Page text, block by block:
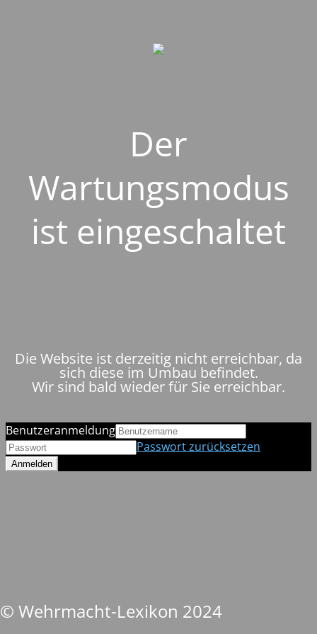
Der
Wartungsmodus
ist eingeschaltet
Die Website ist derzeitig nicht erreichbar, da
sich diese im Umbau befindet.
Wir sind bald wieder für Sie erreichbar.
© Wehrmacht-Lexikon 2024
Benutzeranmeldung
Passwort zurücksetzen